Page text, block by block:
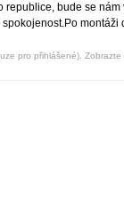
bude se
montáži
pro přihlášené).